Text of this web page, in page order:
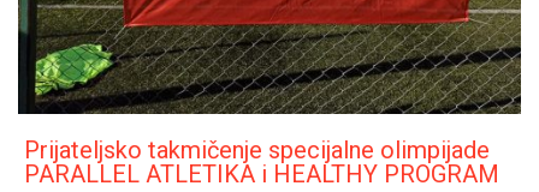
Prijateljsko takmičenje specijalne olimpijade
PARALLEL ATLETIKA i HEALTHY PROGRAM